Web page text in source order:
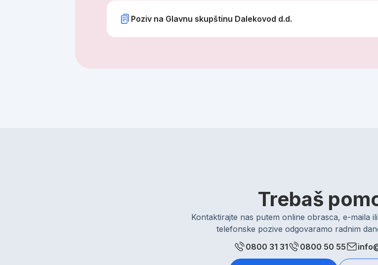
Poziv na Glavnu skupštinu Dalekovod d.d.
Trebaš
Kontaktirajte nas putem online obrasca, e-maila
telefonske pozive odgovaramo radnim
0800 31 31
0800 50 55